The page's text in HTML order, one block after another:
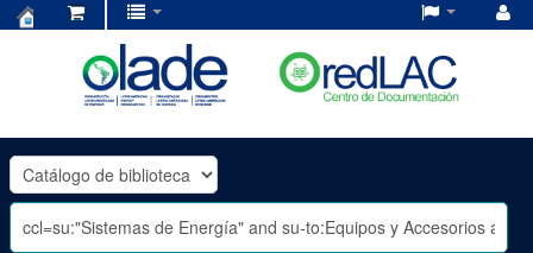
OLADE
-